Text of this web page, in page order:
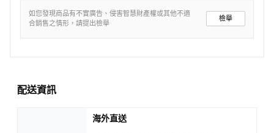
如您發現商品有不實廣告、侵害智慧財產權或其他不適
合銷售之情形，請提出檢舉
檢舉
配送資訊
海外直送